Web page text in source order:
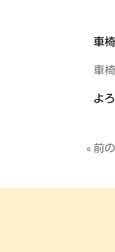
車
車
よ
« 前